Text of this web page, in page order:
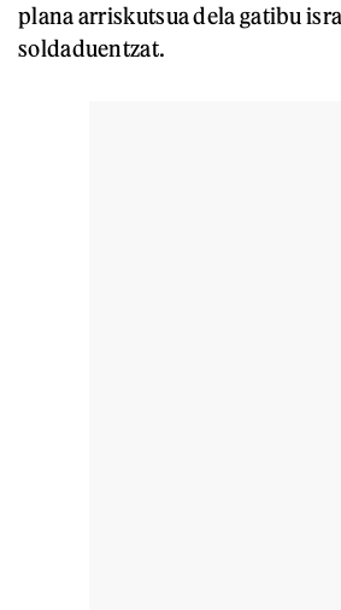
plana arriskutsua dela gatibu
soldaduentzat.